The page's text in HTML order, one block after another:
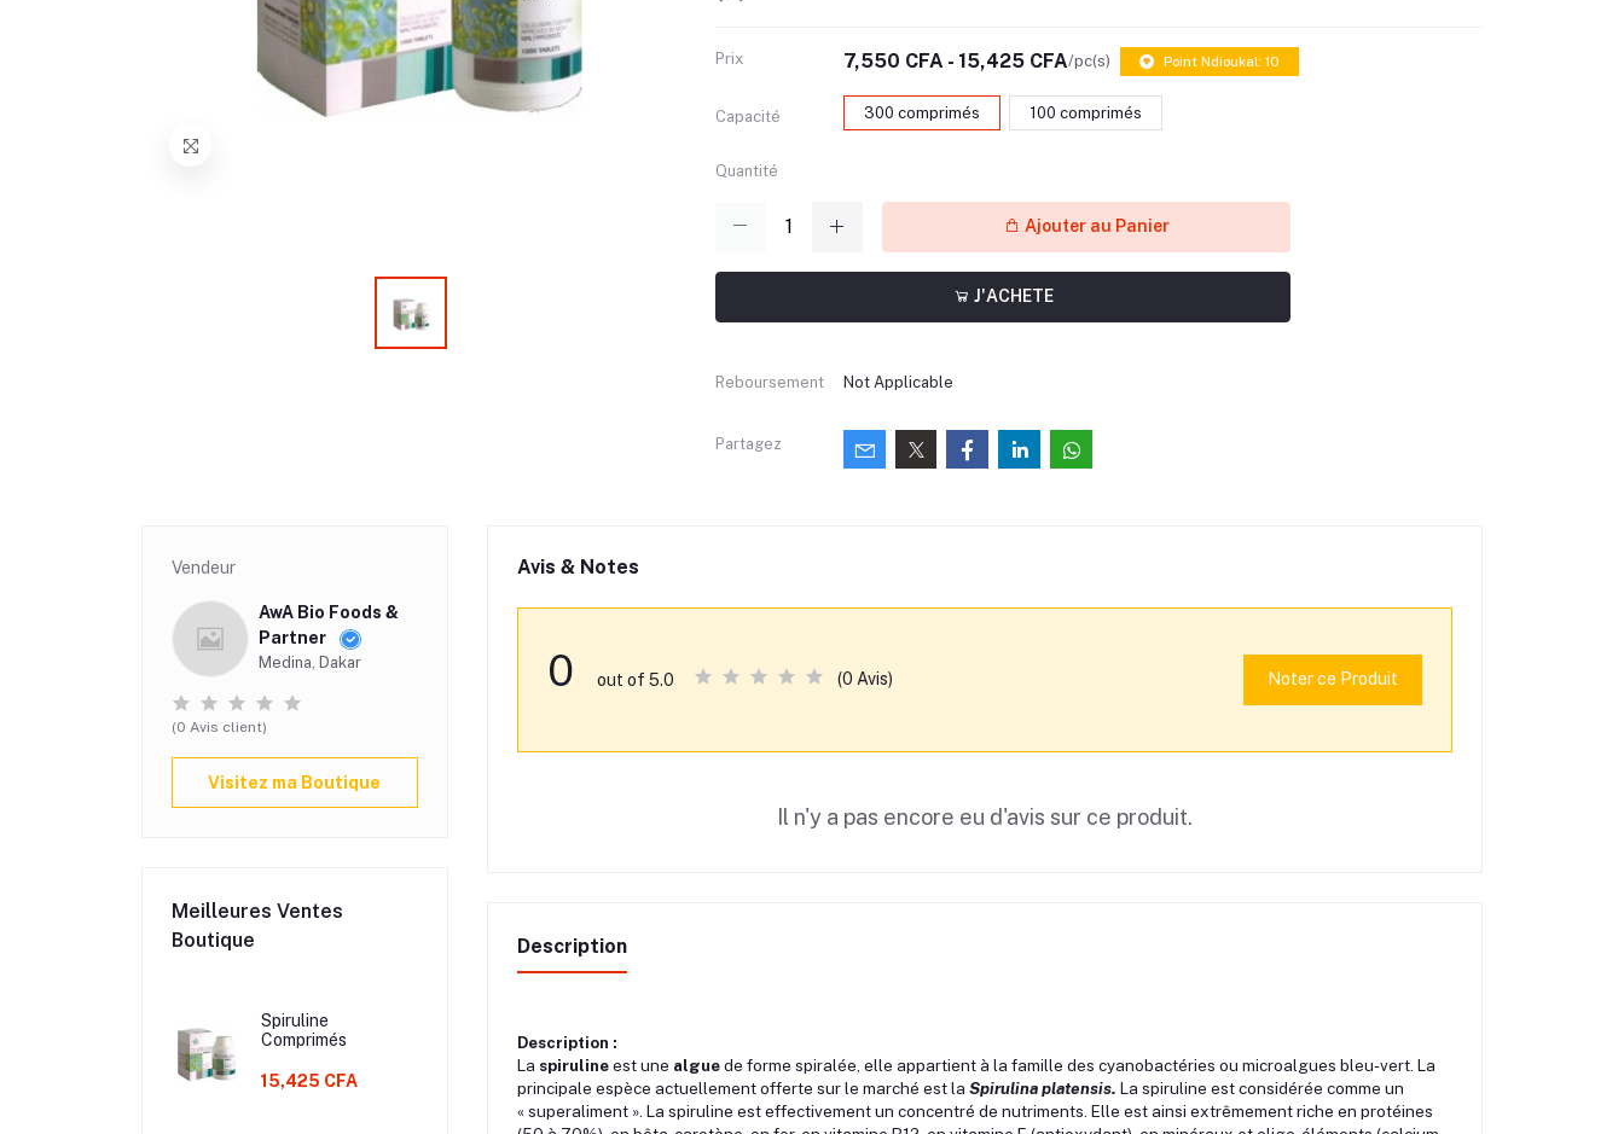
Prix 7,550 CFA - 15,425 CFA/pc(s) Point Ndioukal: 10
Capacité 300 comprimés 100 comprimés
Quantité
Ajouter au Panier
J'ACHETE
Reboursement Not Applicable
Partagez
Vendeur
AwA Bio Foods &
Partner
Medina, Dakar
(0 Avis client)
Visitez ma Boutique
Meilleures Ventes
Boutique
Spiruline
Comprimés
15,425 CFA
Avis & Notes
0 out of 5.0 (0 Avis) Noter ce Produit
Il n'y a pas encore eu d'avis sur ce produit.
Description
Description :
La spirulineest une alguede forme spiralée, elle appartient à la famille des cyanobactéries ou microalgues bleu-vert. La
principale espèce actuellement offerte sur le marché est la Spirulina platensis. La spiruline est considérée comme un
« superaliment ». La spiruline est effectivement un concentré de nutriments. Elle est ainsi extrêmement riche en protéines